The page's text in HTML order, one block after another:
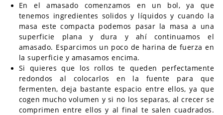
En el amasado comenzamos en un bol, ya que
tenemos ingredientes solidos y líquidos y cuando la
masa este compacta podemos pasar la masa a una
superficie plana y dura y ahí continuamos el
amasado. Esparcimos un poco de harina de fuerza en
la superficie y amasamos encima.
Si quieres que los rollos te queden perfectamente
redondos al colocarlos en la fuente para que
fermenten, deja bastante espacio entre ellos, ya que
cogen mucho volumen y si no los separas, al crecer se
comprimen entre ellos y al final te salen cuadrados.